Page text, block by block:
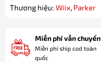
Thương hiệu: Wiix, Parker
Miễn phí vẫn chuyển
Miễn phí ship cod toàn
quốc